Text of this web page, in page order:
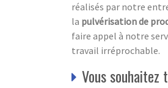
réalisés par notre
la pulvérisation de
faire appel à notre
travail irréprochable.
Vous